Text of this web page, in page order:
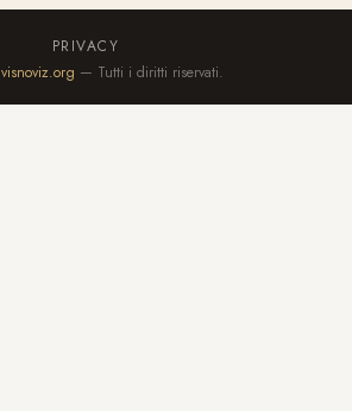
PRIVACY
visnoviz.org — Tutti i diritti riservati.